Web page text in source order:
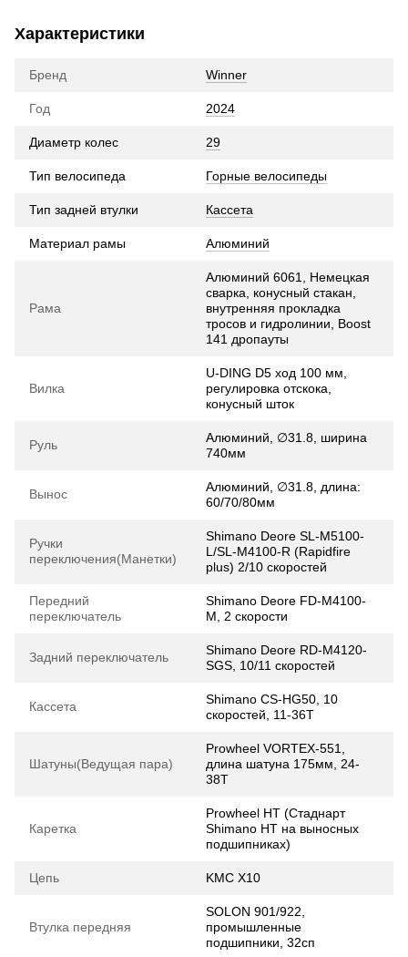
Характеристики
Бренд Winner
Год 2024
Диаметр колес 29
Тип велосипеда Горные велосипеды
Тип задней втулки Кассета
Материал рамы Алюминий
Рама
Алюминий 6061, Немецкая
сварка, конусный стакан,
внутренняя прокладка
тросов и гидролинии, Boost
141 дропауты
Вилка
U-DING D5 ход 100 мм,
регулировка отскока,
конусный шток
Руль
Алюминий, ∅31.8, ширина
740мм
Вынос
Алюминий, ∅31.8, длина:
60/70/80мм
Ручки
переключения(Манетки)
Shimano Deore SL-M5100-
L/SL-M4100-R (Rapidfire
plus) 2/10 скоростей
Передний
переключатель
Shimano Deore FD-M4100-
M, 2 скорости
Задний переключатель
Shimano Deore RD-M4120-
SGS, 10/11 скоростей
Кассета
Shimano CS-HG50, 10
скоростей, 11-36T
Шатуны(Ведущая пара)
Prowheel VORTEX-551,
длина шатуна 175мм, 24-
38Т
Каретка
Prowheel HT (Стаднарт
Shimano HT на выносных
подшипниках)
Цепь KMC Х10
Втулка передняя
SOLON 901/922,
промышленные
подшипники, 32сп